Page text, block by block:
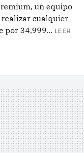
un equipo
cualquier
por 34,999... LEER